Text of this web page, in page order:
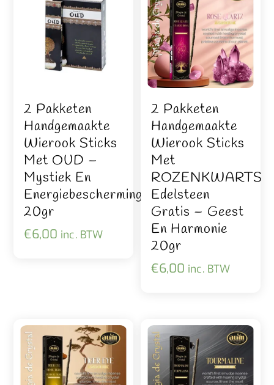
2 Pakketen
Handgemaakte
Wierook Sticks
Met OUD –
Mystiek En
Energiebescherming
20gr
€6,00 inc. BTW
2 Pakketen
Handgemaakte
Wierook Sticks
Met
ROZENKWARTS
Edelsteen
Gratis – Geest
En Harmonie
20gr
€6,00 inc. BTW